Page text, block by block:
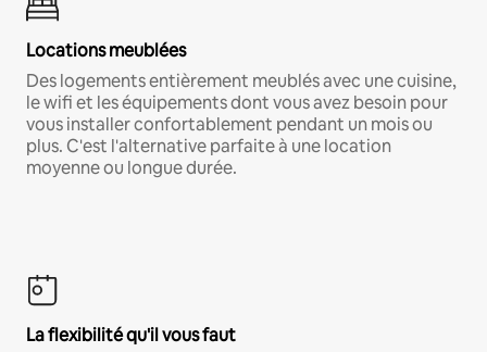
Locations meublées
Des logements entièrement meublés avec une cuisine,
le wifi et les équipements dont vous avez besoin pour
vous installer confortablement pendant un mois ou
plus. C'est l'alternative parfaite à une location
moyenne ou longue durée.
La flexibilité qu'il vous faut